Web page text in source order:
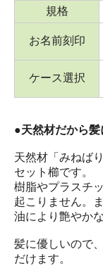
規格
お名前刻印
ケース選択
●天然材だから
天然材「みねば
セット櫛です。
樹脂やプラスチ
起こりません。
油により艶やかな
髪に優しいので
だけます。